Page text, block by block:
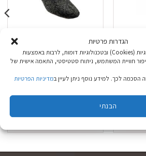
הגדרות פרטיות
באתר זה נעשה שימוש בעוגיות (Cookies) ובטכנולוגיות דומות, לרבות באמצעות
חוויית המשתמש, ניתוח סטטיסטי, התאמה אישית של
לכך. למידע נוסף ניתן לעיין במדיניות הפרטיות
הבנתי
MEGAHEAT אפור
29.90
זה
מספר